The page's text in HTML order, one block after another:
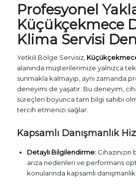
Profesyonel
Küçükçekmece
Klima Servisi
Yetkili Bölge Servisiz,
alanında müşterilerimize yalnızca
sunmakla kalmayıp, aynı zamanda
deneyimi de yaşatır. Bu deneyim,
süreçleri boyunca tam bilgi sahibi
tercih etmenizi sağlar.
Kapsamlı Danışmanlık
Detaylı Bilgilendirme:Cihazınızın
arıza nedenleri ve performans
konularında kapsamlı danışmanlık